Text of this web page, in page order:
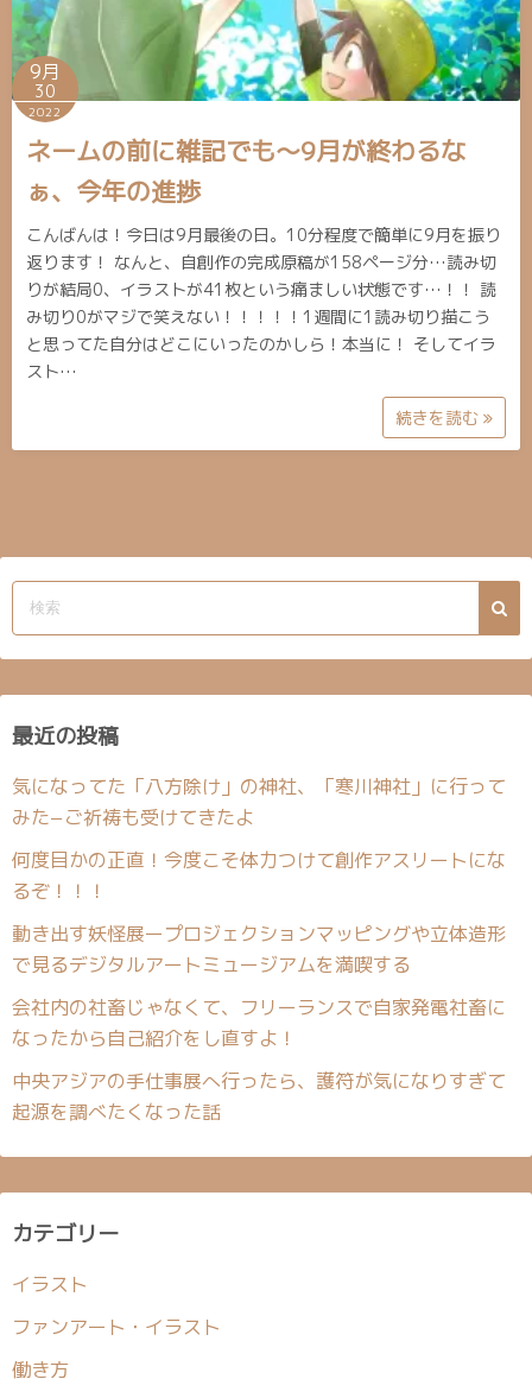
9月
30
2022
ネームの前に雑記でも〜9月が終わるな
ぁ、今年の進捗
こんばんは！今日は9月最後の日。10分程度で簡単に9月を振り
返ります！ なんと、自創作の完成原稿が158ページ分…読み切
りが結局0、イラストが41枚という痛ましい状態です…！！ 読
み切り0がマジで笑えない！！！！！1週間に1読み切り描こう
と思ってた自分はどこにいったのかしら！本当に！ そしてイラ
スト…
続きを読む
最近の投稿
気になってた「八方除け」の神社、「寒川神社」に行って
みた−ご祈祷も受けてきたよ
何度目かの正直！今度こそ体力つけて創作アスリートにな
るぞ！！！
動き出す妖怪展ープロジェクションマッピングや立体造形
で見るデジタルアートミュージアムを満喫する
会社内の社畜じゃなくて、フリーランスで自家発電社畜に
なったから自己紹介をし直すよ！
中央アジアの手仕事展へ行ったら、護符が気になりすぎて
起源を調べたくなった話
カテゴリー
イラスト
ファンアート・イラスト
働き方